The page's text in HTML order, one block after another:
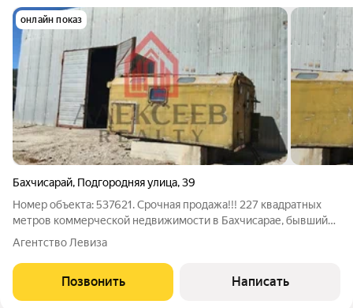
онлайн показ
Бахчисарай, Подгородняя улица,39
Номер объекта: 537621. Срочная продажа!!! 227 квадратных
метров коммерческой недвижимости в Бахчисарае, бывший
зерносклад с отдельным входом с улицы, продается на
склада, производственного цеха
Агентство Левиза
Позвонить Написать